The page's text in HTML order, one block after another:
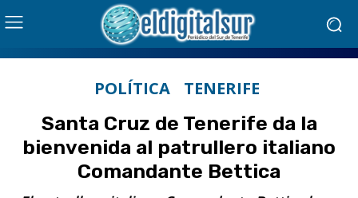
POLÍTICA TENERIFE
Santa Cruz de Tenerife da la
bienvenida al patrullero italiano
Comandante Bettica